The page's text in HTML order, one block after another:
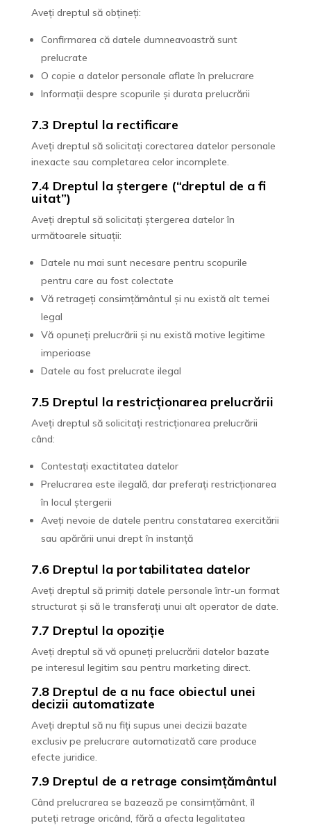
Aveți dreptul să obțineți:
Confirmarea că datele dumneavoastră sunt
prelucrate
O copie a datelor personale aflate în prelucrare
Informații despre scopurile și durata prelucrării
7.3 Dreptul la rectificare
Aveți dreptul să solicitați corectarea datelor personale
inexacte sau completarea celor incomplete.
7.4 Dreptul la ștergere (“dreptul de a fi
uitat”)
Aveți dreptul să solicitați ștergerea datelor în
următoarele situații:
Datele nu mai sunt necesare pentru scopurile
pentru care au fost colectate
Vă retrageți consimțământul și nu există alt temei
legal
Vă opuneți prelucrării și nu există motive legitime
imperioase
Datele au fost prelucrate ilegal
7.5 Dreptul la restricționarea prelucrării
Aveți dreptul să solicitați restricționarea prelucrării
când:
Contestați exactitatea datelor
Prelucrarea este ilegală, dar preferați restricționarea
în locul ștergerii
Aveți nevoie de datele pentru constatarea exercitării
sau apărării unui drept în instanță
7.6 Dreptul la portabilitatea datelor
Aveți dreptul să primiți datele personale într-un format
structurat și să le transferați unui alt operator de date.
7.7 Dreptul la opoziție
Aveți dreptul să vă opuneți prelucrării datelor bazate
pe interesul legitim sau pentru marketing direct.
7.8 Dreptul de a nu face obiectul unei
decizii automatizate
Aveți dreptul să nu fiți supus unei decizii bazate
exclusiv pe prelucrare automatizată care produce
efecte juridice.
7.9 Dreptul de a retrage consimțământul
Când prelucrarea se bazează pe consimțământ, îl
puteți retrage oricând, fără a afecta legalitatea